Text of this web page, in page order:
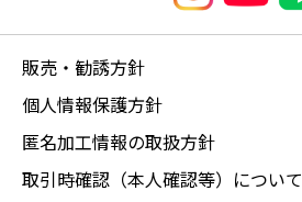
販売・勧誘方針
個人情報保護方針
匿名加工情報の取扱方針
取引時確認（本人確認等）について